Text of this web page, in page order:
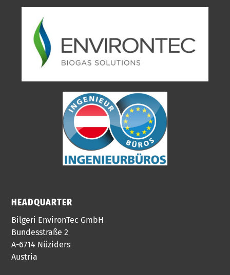
HEADQUARTER
Bilgeri EnvironTec GmbH
Bundesstraße 2
A-6714 Nüziders
Austria